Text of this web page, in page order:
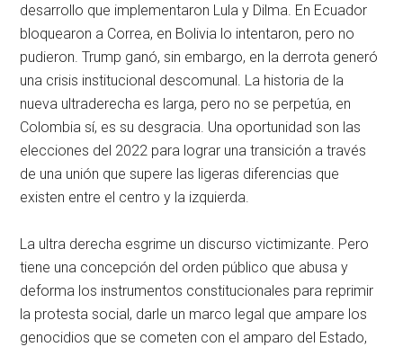
desarrollo que implementaron Lula y Dilma. En Ecuador
bloquearon a Correa, en Bolivia lo intentaron, pero no
pudieron. Trump ganó, sin embargo, en la derrota generó
una crisis institucional descomunal. La historia de la
nueva ultraderecha es larga, pero no se perpetúa, en
Colombia sí, es su desgracia. Una oportunidad son las
elecciones del 2022 para lograr una transición a través
de una unión que supere las ligeras diferencias que
existen entre el centro y la izquierda.
La ultra derecha esgrime un discurso victimizante. Pero
tiene una concepción del orden público que abusa y
deforma los instrumentos constitucionales para reprimir
la protesta social, darle un marco legal que ampare los
genocidios que se cometen con el amparo del Estado,